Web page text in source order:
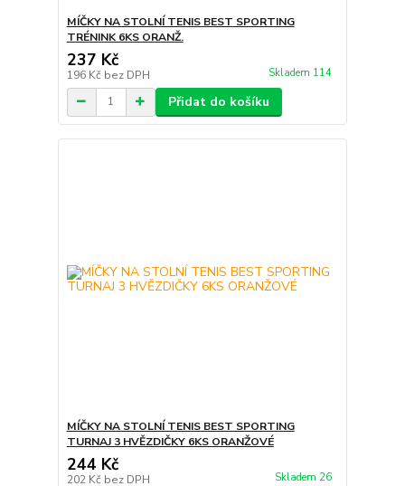
MÍČKY NA STOLNÍ TENIS BEST SPORTING
TRÉNINK 6KS ORANŽ.
237 Kč
196 Kč bez DPH Skladem 114
Přidat do košíku
MÍČKY NA STOLNÍ TENIS BEST SPORTING
TURNAJ 3 HVĚZDIČKY 6KS ORANŽOVÉ
244 Kč
202 Kč bez DPH Skladem 26